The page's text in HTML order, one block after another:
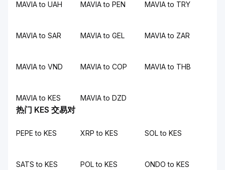
MAVIA to UAH MAVIA to PEN MAVIA to TRY
MAVIA to SAR MAVIA to GEL MAVIA to ZAR
MAVIA to VND MAVIA to COP MAVIA to THB
MAVIA to KES MAVIA to DZD
热门 KES 交易对
PEPE to KES XRP to KES SOL to KES
SATS to KES POL to KES ONDO to KES